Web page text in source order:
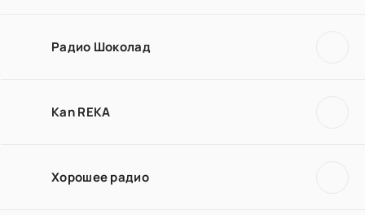
Радио Шоколад
Kan REKA
Хорошее радио